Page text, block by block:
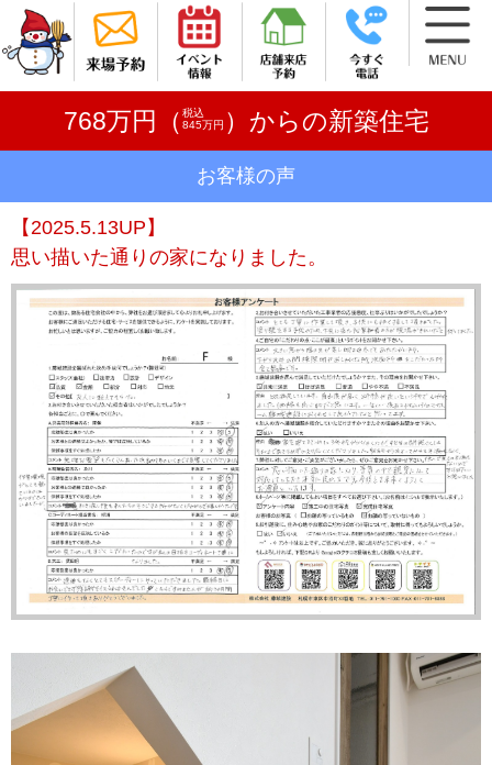
768万円（ 税込
845万円 ）からの新築住宅
お客様の声
【2025.5.13UP】
思い描いた通りの家になりました。